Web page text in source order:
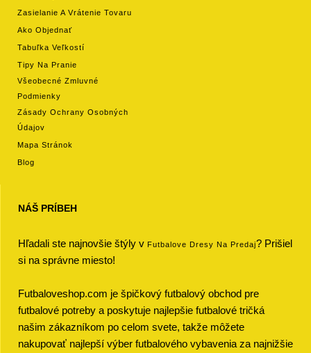
Zasielanie A Vrátenie Tovaru
Ako Objednať
Tabuľka Veľkostí
Tipy Na Pranie
Všeobecné Zmluvné
Podmienky
Zásady Ochrany Osobných
Údajov
Mapa Stránok
Blog
NÁŠ PRÍBEH
Hľadali ste najnovšie štýly v Futbalove Dresy Na Predaj? Prišiel
si na správne miesto!
Futbaloveshop.com je špičkový futbalový obchod pre
futbalové potreby a poskytuje najlepšie futbalové tričká
našim zákazníkom po celom svete, takže môžete
nakupovať najlepší výber futbalového vybavenia za najnižšie